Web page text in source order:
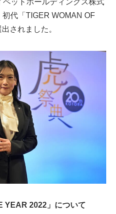
ペットホールディングス株式
代「TIGER WOMAN OF
されました。
YEAR 2022」について